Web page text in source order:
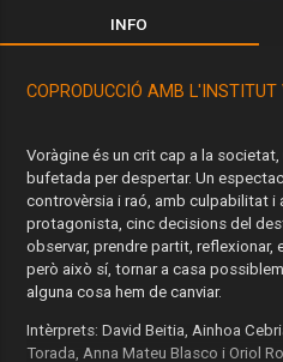
INFO
COPRODUCCIÓ AMB L'INSTITUT
Voràgine és un crit cap a la societat,
bufetada per despertar. Un
controvèrsia i raó, amb culpabilitat i
protagonista, cinc decisions del
observar, prendre partit, reflexionar,
però això sí, tornar a casa
alguna cosa hem de canviar.
Intèrprets: David Beitia, Ainhoa
Torada, Anna Mateu Blasco i Oriol